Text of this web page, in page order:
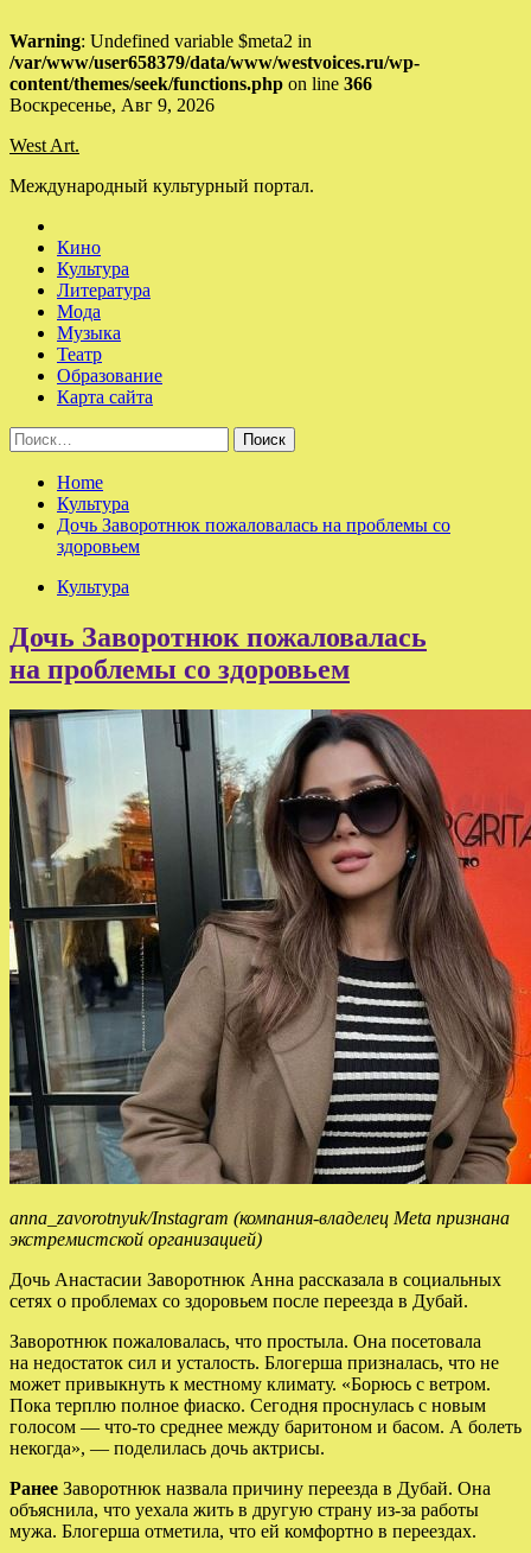
Warning: Undefined variable $meta2 in
/var/www/user658379/data/www/westvoices.ru/wp-
content/themes/seek/functions.php on line 366
Skip
content
Воскресенье, Авг 9, 2026
West Art.
Международный культурный портал.
Кино
Культура
Литература
Мода
Музыка
Театр
Образование
Карта сайта
Найти:
Home
Культура
Дочь Заворотнюк пожаловалась на проблемы со
здоровьем
Культура
Дочь Заворотнюк пожаловалась
на проблемы со здоровьем
anna_zavorotnyuk/Instagram (компания-владелец Meta признана
экстремистской организацией)
Дочь Анастасии Заворотнюк Анна рассказала в социальных
сетях о проблемах со здоровьем после переезда в Дубай.
Заворотнюк пожаловалась, что простыла. Она посетовала
на недостаток сил и усталость. Блогерша призналась, что не
может привыкнуть к местному климату. «Борюсь с ветром.
Пока терплю полное фиаско. Сегодня проснулась с новым
голосом — что-то среднее между баритоном и басом. А болеть
некогда», — поделилась дочь актрисы.
Ранее Заворотнюк назвала причину переезда в Дубай. Она
объяснила, что уехала жить в другую страну из-за работы
мужа. Блогерша отметила, что ей комфортно в переездах.